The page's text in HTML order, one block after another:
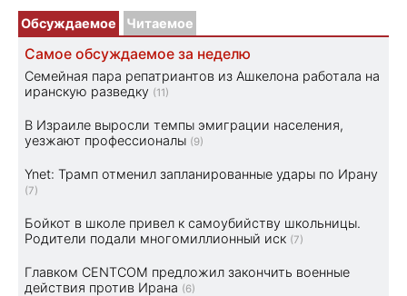
Обсуждаемое Читаемое
Самое обсуждаемое за неделю
Семейная пара репатриантов из Ашкелона работала на
иранскую разведку (11)
В Израиле выросли темпы эмиграции населения,
уезжают профессионалы (9)
Ynet: Трамп отменил запланированные удары по Ирану
(7)
Бойкот в школе привел к самоубийству школьницы.
Родители подали многомиллионный иск (7)
Главком CENTCOM предложил закончить военные
действия против Ирана (6)